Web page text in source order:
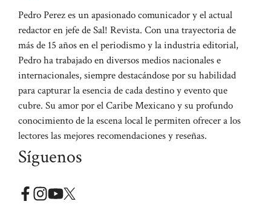
Pedro Perez es un apasionado comunicador y el actual
redactor en jefe de Sal! Revista. Con una trayectoria de
más de 15 años en el periodismo y la industria editorial,
Pedro ha trabajado en diversos medios nacionales e
internacionales, siempre destacándose por su habilidad
para capturar la esencia de cada destino y evento que
cubre. Su amor por el Caribe Mexicano y su profundo
conocimiento de la escena local le permiten ofrecer a los
lectores las mejores recomendaciones y reseñas.
Síguenos